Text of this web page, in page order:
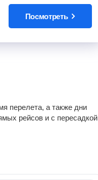
Посмотреть
перелета, а также дни
рейсов и с пересадкой